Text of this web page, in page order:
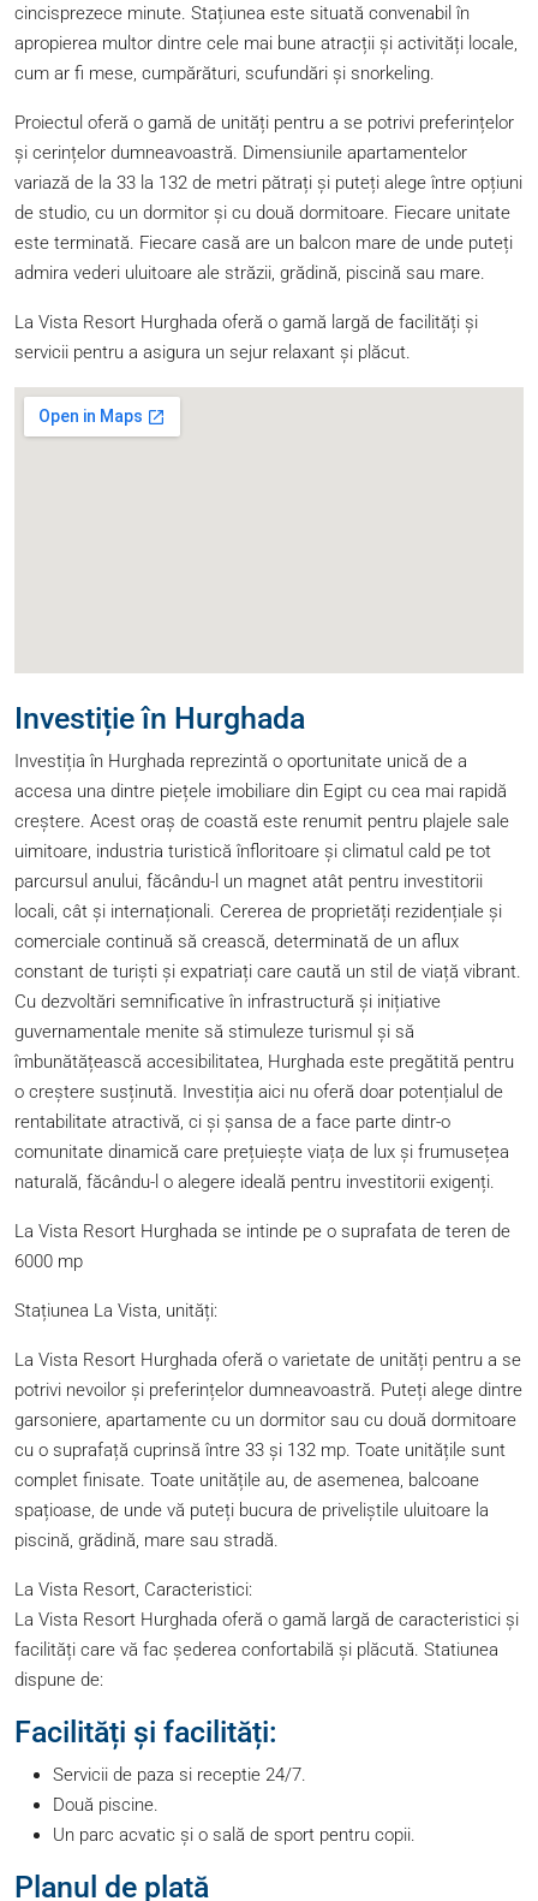
cincisprezece minute. Stațiunea este situată convenabil în
apropierea multor dintre cele mai bune atracții și activități locale,
cum ar fi mese, cumpărături, scufundări și snorkeling.
Proiectul oferă o gamă de unități pentru a se potrivi preferințelor
și cerințelor dumneavoastră. Dimensiunile apartamentelor
variază de la 33 la 132 de metri pătrați și puteți alege între opțiuni
de studio, cu un dormitor și cu două dormitoare. Fiecare unitate
este terminată. Fiecare casă are un balcon mare de unde puteți
admira vederi uluitoare ale străzii, grădină, piscină sau mare.
La Vista Resort Hurghada oferă o gamă largă de facilități și
servicii pentru a asigura un sejur relaxant și plăcut.
Investiție în Hurghada
Investiția în Hurghada reprezintă o oportunitate unică de a
accesa una dintre piețele imobiliare din Egipt cu cea mai rapidă
creștere. Acest oraș de coastă este renumit pentru plajele sale
uimitoare, industria turistică înfloritoare și climatul cald pe tot
parcursul anului, făcându-l un magnet atât pentru investitorii
locali, cât și internaționali. Cererea de proprietăți rezidențiale și
comerciale continuă să crească, determinată de un aflux
constant de turiști și expatriați care caută un stil de viață vibrant.
Cu dezvoltări semnificative în infrastructură și inițiative
guvernamentale menite să stimuleze turismul și să
îmbunătățească accesibilitatea, Hurghada este pregătită pentru
o creștere susținută. Investiția aici nu oferă doar potențialul de
rentabilitate atractivă, ci și șansa de a face parte dintr-o
comunitate dinamică care prețuiește viața de lux și frumusețea
naturală, făcându-l o alegere ideală pentru investitorii exigenți.
La Vista Resort Hurghada se intinde pe o suprafata de teren de
6000 mp
Stațiunea La Vista, unități:
La Vista Resort Hurghada oferă o varietate de unități pentru a se
potrivi nevoilor și preferințelor dumneavoastră. Puteți alege dintre
garsoniere, apartamente cu un dormitor sau cu două dormitoare
cu o suprafață cuprinsă între 33 și 132 mp. Toate unitățile sunt
complet finisate. Toate unitățile au, de asemenea, balcoane
spațioase, de unde vă puteți bucura de priveliștile uluitoare la
piscină, grădină, mare sau stradă.
La Vista Resort, Caracteristici:
La Vista Resort Hurghada oferă o gamă largă de caracteristici și
facilități care vă fac șederea confortabilă și plăcută. Statiunea
dispune de:
Facilități și facilități:
Servicii de paza si receptie 24/7.
Două piscine.
Un parc acvatic și o sală de sport pentru copii.
Planul de plată